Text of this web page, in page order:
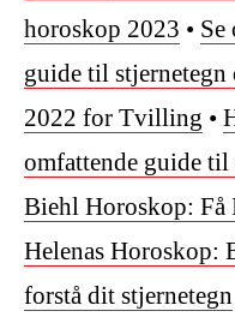
horoskop 2023 •
guide til
2022 for Tvilling •
omfattende guide til
Biehl Horoskop: Få
Helenas Horoskop:
forstå dit stjernetegn